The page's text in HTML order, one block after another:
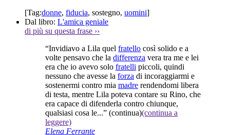
[Tag:donne, fiducia, sostegno, uomini]
Dal libro: L'amica geniale
di più su questa frase ››
“Invidiavo a Lila quel fratello così solido e a
volte pensavo che la differenza vera tra me e lei
era che io avevo solo fratelli piccoli, quindi
nessuno che avesse la forza di incoraggiarmi e
sostenermi contro mia madre rendendomi libera
di testa, mentre Lila poteva contare su Rino, che
era capace di difenderla contro chiunque,
qualsiasi cosa le...” (continua)(continua a
leggere)
Elena Ferrante